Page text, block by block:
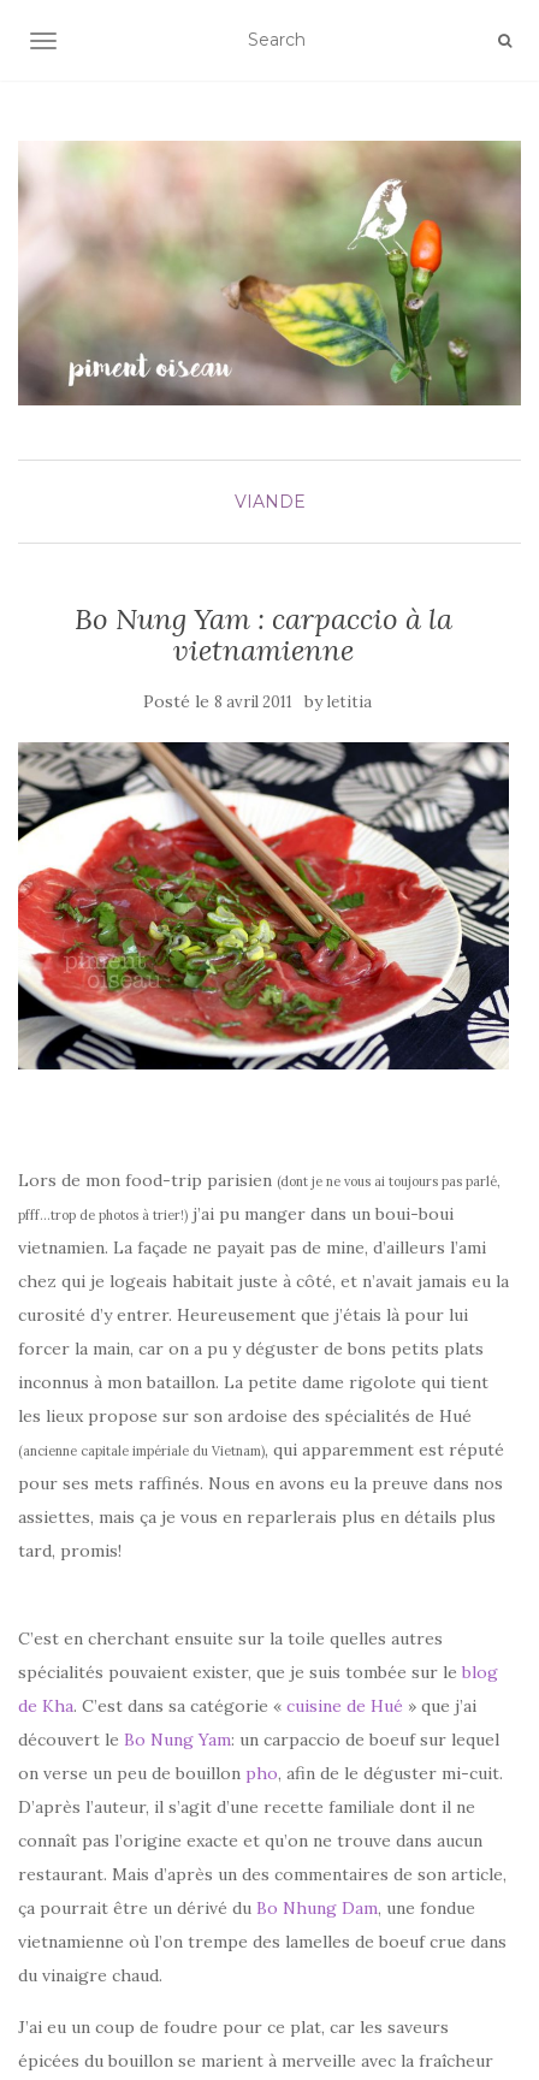
AFFICHER/MASQUER LA NAVIGATION
VIANDE
Bo Nung Yam : carpaccio à la
vietnamienne
Posté le 8 avril 2011 byletitia
Lors de mon food-trip parisien (dont je ne vous ai toujours pas parlé,
pfff…trop de photos à trier!) j’ai pu manger dans un boui-boui
vietnamien. La façade ne payait pas de mine, d’ailleurs l’ami
chez qui je logeais habitait juste à côté, et n’avait jamais eu la
curosité d’y entrer. Heureusement que j’étais là pour lui
forcer la main, car on a pu y déguster de bons petits plats
inconnus à mon bataillon. La petite dame rigolote qui tient
les lieux propose sur son ardoise des spécialités de Hué
(ancienne capitale impériale du Vietnam), qui apparemment est réputé
pour ses mets raffinés. Nous en avons eu la preuve dans nos
assiettes, mais ça je vous en reparlerais plus en détails plus
tard, promis!
C’est en cherchant ensuite sur la toile quelles autres
spécialités pouvaient exister, que je suis tombée sur le blog
de Kha. C’est dans sa catégorie « cuisine de Hué » que j’ai
découvert le Bo Nung Yam: un carpaccio de boeuf sur lequel
on verse un peu de bouillon pho, afin de le déguster mi-cuit.
D’après l’auteur, il s’agit d’une recette familiale dont il ne
connaît pas l’origine exacte et qu’on ne trouve dans aucun
restaurant. Mais d’après un des commentaires de son article,
ça pourrait être un dérivé du Bo Nhung Dam, une fondue
vietnamienne où l’on trempe des lamelles de boeuf crue dans
du vinaigre chaud.
J’ai eu un coup de foudre pour ce plat, car les saveurs
épicées du bouillon se marient à merveille avec la fraîcheur